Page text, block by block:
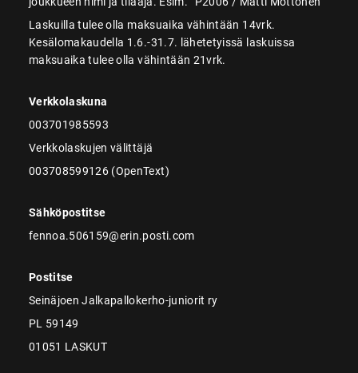
Laskuilla tulee olla maksuaika vähintään 14vrk.
Kesälomakaudella 1.6.-31.7. lähetetyissä laskuissa
maksuaika tulee olla vähintään 21vrk.
Verkkolaskuna
003701985593
Verkkolaskujen välittäjä
003708599126 (OpenText)
Sähköpostitse
fennoa.506159@erin.posti.com
Postitse
Seinäjoen Jalkapallokerho-juniorit ry
PL 59149
01051 LASKUT